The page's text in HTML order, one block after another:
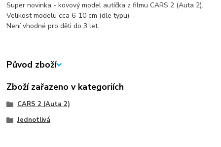
Super novinka - kovový model autíčka z filmu CARS 2 (Auta 2).
Velikost modelu cca 6-10 cm (dle typu).
Není vhodné pro děti do 3 let.
Původ zboží
Zboží zařazeno v kategoriích
CARS 2 (Auta 2)
Jednotlivá